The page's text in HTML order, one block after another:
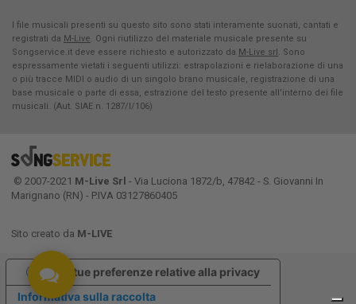
I file musicali presenti su questo sito sono stati interamente suonati, cantati e
registrati da M-Live. Ogni riutilizzo del materiale musicale presente su
Songservice.it deve essere richiesto e autorizzato da M-Live srl . Sono
espressamente vietati i seguenti utilizzi: estrapolazioni e rielaborazione di una
o più tracce MIDI o audio di un singolo brano musicale, registrazione di una
base musicale o parte di essa, estrazione del testo presente all'interno dei file
musicali. (Aut. SIAE n. 1287/I/106)
© 2007-2021 M-Live Srl - Via Luciona 1872/b, 47842 - S. Giovanni In
Marignano (RN) - P.IVA 03127860405
Sito creato da M-LIVE
Informativa sulla raccolta
Le tue preferenze relative alla privacy